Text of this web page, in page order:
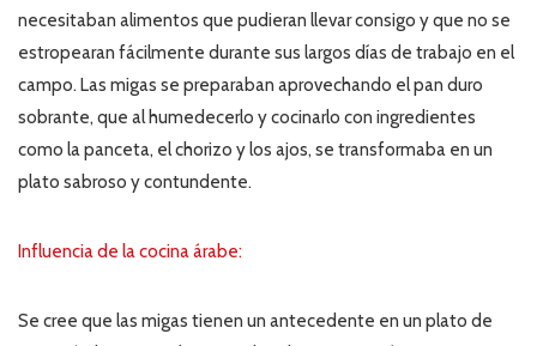
necesitaban alimentos que pudieran llevar consigo y que no se
estropearan fácilmente durante sus largos días de trabajo en el
campo. Las migas se preparaban aprovechando el pan duro
sobrante, que al humedecerlo y cocinarlo con ingredientes
como la panceta, el chorizo y los ajos, se transformaba en un
plato sabroso y contundente.
Influencia de la cocina árabe:
Se cree que las migas tienen un antecedente en un plato de